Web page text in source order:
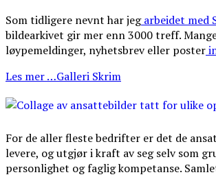
Som tidligere nevnt har jegarbeidet med
bildearkivet gir mer enn 3000 treff.
løypemeldinger, nyhetsbrev eller poster
Les mer …Galleri Skrim
For de aller fleste bedrifter er det de
levere, og utgjør i kraft av seg selv som
personlighet og faglig kompetanse.